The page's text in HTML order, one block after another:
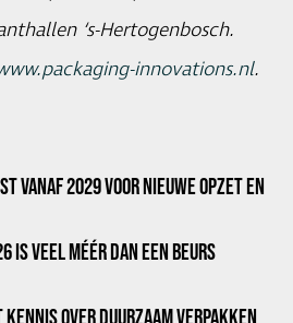
‘s-Hertogenbosch.
innovations.nl.
VANAF 2029 VOOR NIEUWE OPZET EN
IS VEEL MÉÉR DAN EEN BEURS
KENNIS OVER DUURZAAM VERPAKKEN